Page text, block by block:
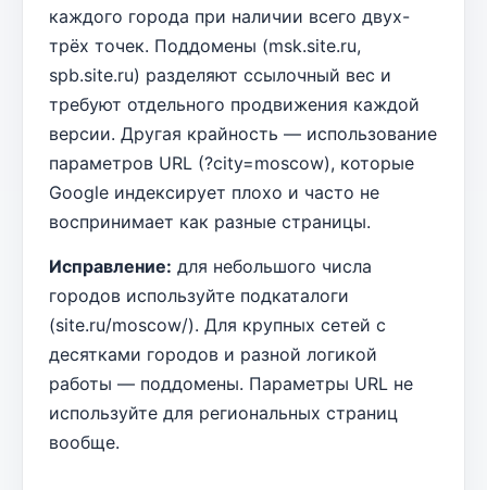
каждого города при наличии всего двух-
трёх точек. Поддомены (msk.site.ru,
spb.site.ru) разделяют ссылочный вес и
требуют отдельного продвижения каждой
версии. Другая крайность — использование
параметров URL (?city=moscow), которые
Google индексирует плохо и часто не
воспринимает как разные страницы.
Исправление: для небольшого числа
городов используйте подкаталоги
(site.ru/moscow/). Для крупных сетей с
десятками городов и разной логикой
работы — поддомены. Параметры URL не
используйте для региональных страниц
вообще.